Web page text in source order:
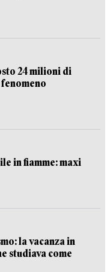
24 milioni di
in fiamme: maxi
la vacanza in
studiava come